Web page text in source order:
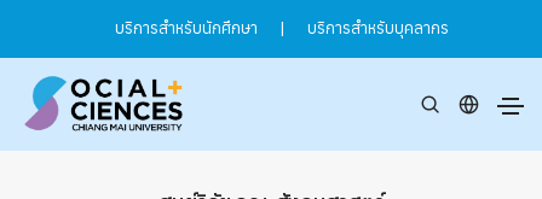
บริการสำหรับนักศึกษา | บริการสำหรับบุคลากร